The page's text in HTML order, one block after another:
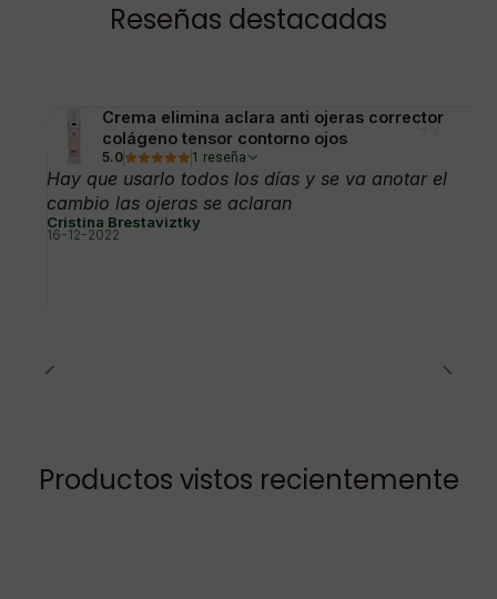
Reseñas destacadas
Crema elimina aclara anti ojeras corrector
colágeno tensor contorno ojos
5.0 1 reseña
Hay que usarlo todos los días y se va anotar el
cambio las ojeras se aclaran
Cristina Brestaviztky
16-12-2022
Productos vistos recientemente